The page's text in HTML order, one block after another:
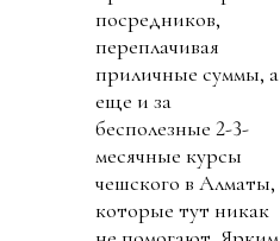
посредников,
переплачивая
приличные суммы, а
еще и за
бесполезные 2-3-
месячные курсы
чешского в Алматы,
которые тут никак